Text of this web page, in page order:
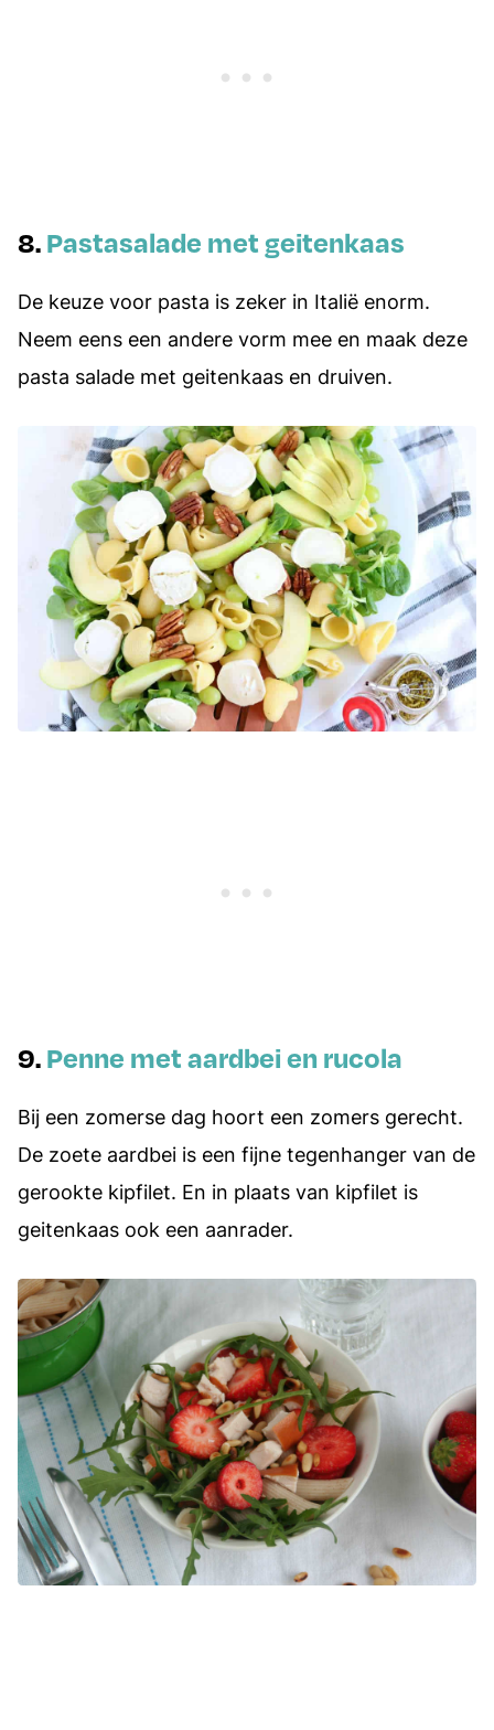
8.Pastasalade met geitenkaas
De keuze voor pasta is zeker in Italië enorm.
Neem eens een andere vorm mee en maak deze
pasta salade met geitenkaas en druiven.
9.Penne met aardbei en rucola
Bij een zomerse dag hoort een zomers gerecht.
De zoete aardbei is een fijne tegenhanger van de
gerookte kipfilet. En in plaats van kipfilet is
geitenkaas ook een aanrader.